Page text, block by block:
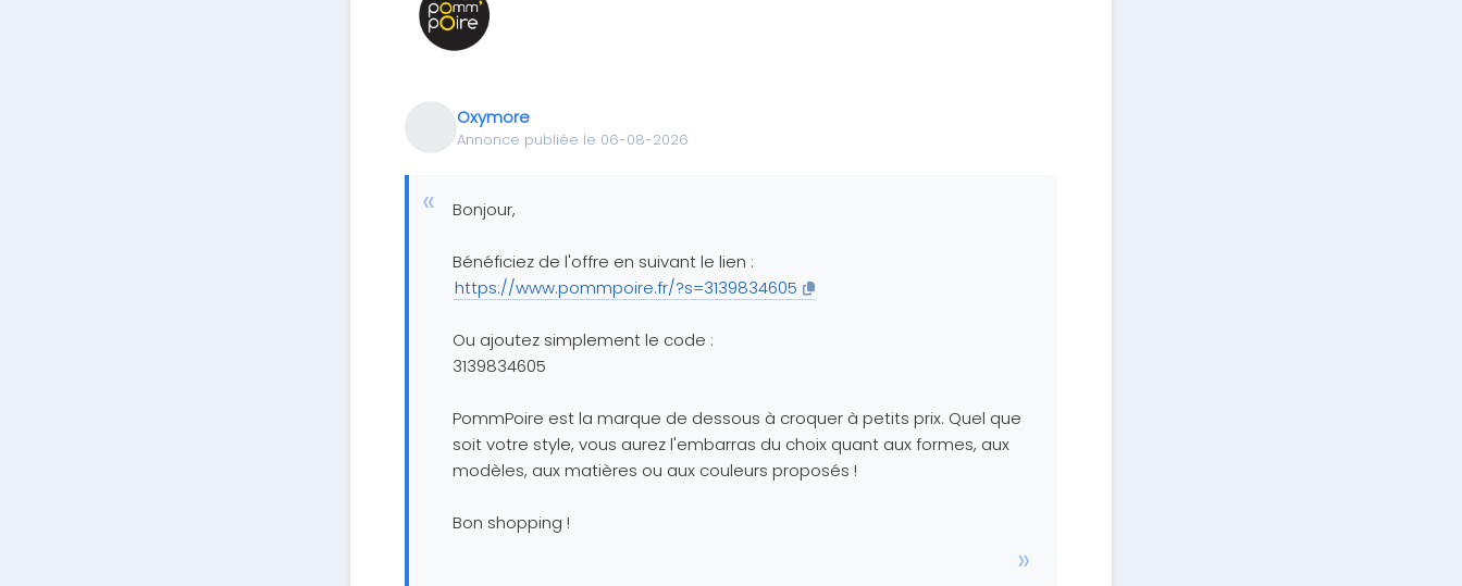
Oxymore
Annonce publiée le 06-08-2026
Bonjour,
Bénéficiez de l'offre en suivant le lien :
https://www.pommpoire.fr/?s=3139834605
Ou ajoutez simplement le code :
3139834605
PommPoire est la marque de dessous à croquer à petits prix. Quel que
soit votre style, vous aurez l'embarras du choix quant aux formes, aux
modèles, aux matières ou aux couleurs proposés !
Bon shopping !